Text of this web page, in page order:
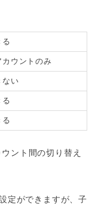
る
カウントのみ
ない
る
る
ント間の切り替え
定ができますが、子